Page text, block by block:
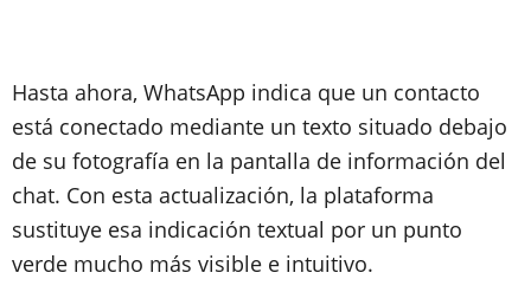
Hasta ahora, WhatsApp indica que un contacto
está conectado mediante un texto situado debajo
de su fotografía en la pantalla de información del
chat. Con esta actualización, la plataforma
sustituye esa indicación textual por un punto
verde mucho más visible e intuitivo.